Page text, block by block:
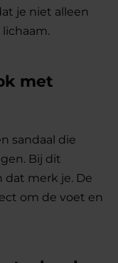
je niet alleen
met
sandaal die
Bij dit
merk je. De
om de voet en